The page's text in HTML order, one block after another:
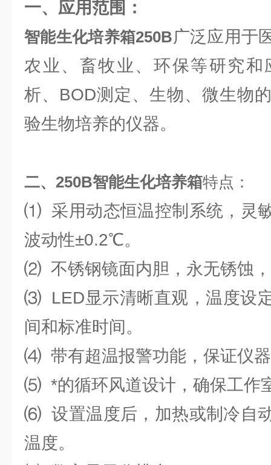
一、应用范围：
智能生化培养箱250B广泛应用于
农业、畜牧业、环保等研究和
析、BOD测定、生物、微生物
验生物培养的仪器。
二、 250B智能生化培养箱特点：
⑴ 采用动态恒温控制系统，灵
波动性±0.2℃。
⑵ 不锈钢镜面内胆，永无锈蚀
⑶ LED显示清晰直观，温度设
间和标准时间。
⑷ 带有超温报警功能，保证仪
⑸ *的循环风道设计，确保工作
⑹ 设置温度后，加热或制冷自
温度。